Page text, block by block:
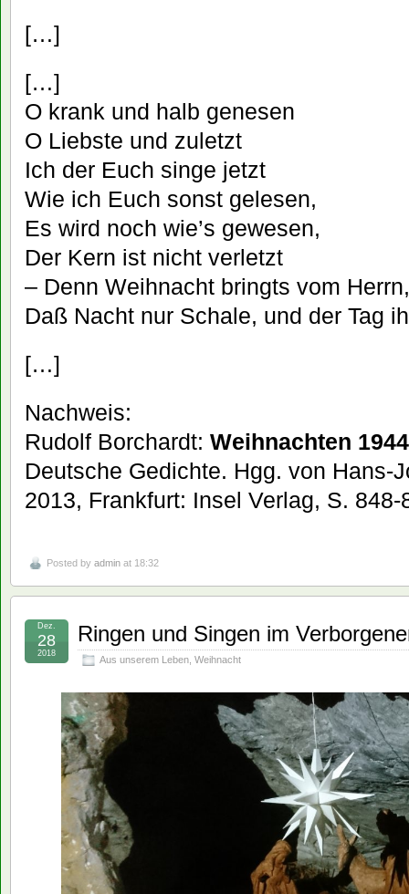
[…]
[…]
O krank und halb genesen
O Liebste und zuletzt
Ich der Euch singe jetzt
Wie ich Euch sonst gelesen,
Es wird noch wie’s gewesen,
Der Kern ist nicht verletzt
– Denn Weihnacht bringts vom Herrn,
Daß Nacht nur Schale, und der Tag
[…]
Nachweis:
Rudolf Borchardt: Weihnachten 1944
Deutsche Gedichte. Hgg. von Hans-
2013, Frankfurt: Insel Verlag, S. 848-
Posted by admin at 18:32
Ringen und Singen im
Aus unserem Leben Weihnacht
Dez.
28
2018